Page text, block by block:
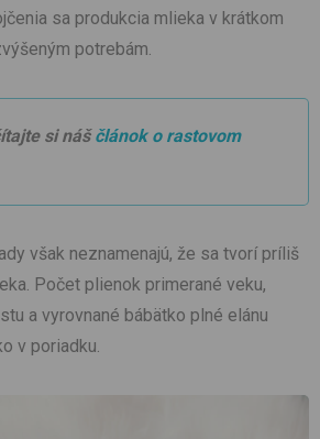
sa produkcia mlieka v krátkom
potrebám.
si náščlánok o rastovom
však neznamenajú, že sa tvorí príliš
Počet plienok primerané veku,
a vyrovnané bábätko plné elánu
v poriadku.